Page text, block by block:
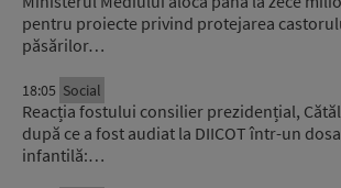
pentru proiecte privind protejarea
păsărilor…
18:05 Social
Reacția fostului consilier prezidențial,
după ce a fost audiat la DIICOT într-un
infantilă:…